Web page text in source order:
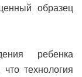
образец
ребенка
технология